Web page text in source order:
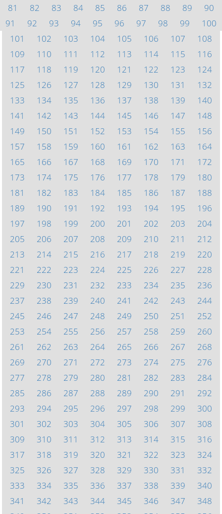
81
82 83 84 85 86 87 88 89
90
91
92 93 94 95 96 97 98 99
100
101
102 103 104 105 106 107
108
109
110 111 112 113 114 115
116
117
118 119 120 121 122 123
124
125
126 127 128 129 130 131
132
133
134 135 136 137 138 139
140
141
142 143 144 145 146 147
148
149
150 151 152 153 154 155
156
157
158 159 160 161 162 163
164
165
166 167 168 169 170 171
172
173
174 175 176 177 178 179
180
181
182 183 184 185 186 187
188
189
190 191 192 193 194 195
196
197
198 199 200 201 202 203
204
205
206 207 208 209 210 211
212
213
214 215 216 217 218 219
220
221
222 223 224 225 226 227
228
229
230 231 232 233 234 235
236
237
238 239 240 241 242 243
244
245
246 247 248 249 250 251
252
253
254 255 256 257 258 259
260
261
262 263 264 265 266 267
268
269
270 271 272 273 274 275
276
277
278 279 280 281 282 283
284
285
286 287 288 289 290 291
292
293
294 295 296 297 298 299
300
301
302 303 304 305 306 307
308
309
310 311 312 313 314 315
316
317
318 319 320 321 322 323
324
325
326 327 328 329 330 331
332
333
334 335 336 337 338 339
340
341
342 343 344 345 346 347
348